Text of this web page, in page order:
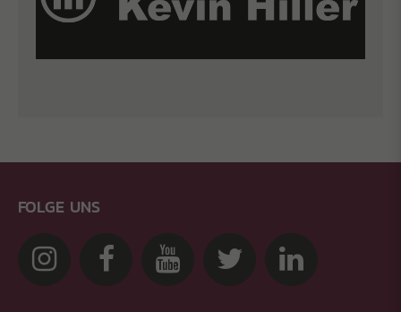
FOLGE UNS